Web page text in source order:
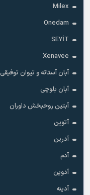
Milex
Onedam
SEYİT
Xenavee
آبان آستاته و تیوان توفیقی
آبان بلوچی
آبتین روحبخش داوران
آتوین
آدرین
آدم
آدوین
آدینه